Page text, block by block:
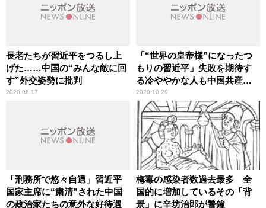
長老たちが習近平をつるし上
げた……中国の“みんな敵に回
す”外交姿勢に批判
2020.08.17
「“世界の皇帝様”になったつ
もりの習近平」失敗を期待す
る冷ややかな人も中国共産党
には多い
2020.10.29
「刑務所で悠々自適」習近平
国家主席に“粛清”された中国
の政治家たちの意外な好待遇
梅毒の感染者数過去最多 全
国的に増加しているその「背
景」に辛坊治郎が警鐘